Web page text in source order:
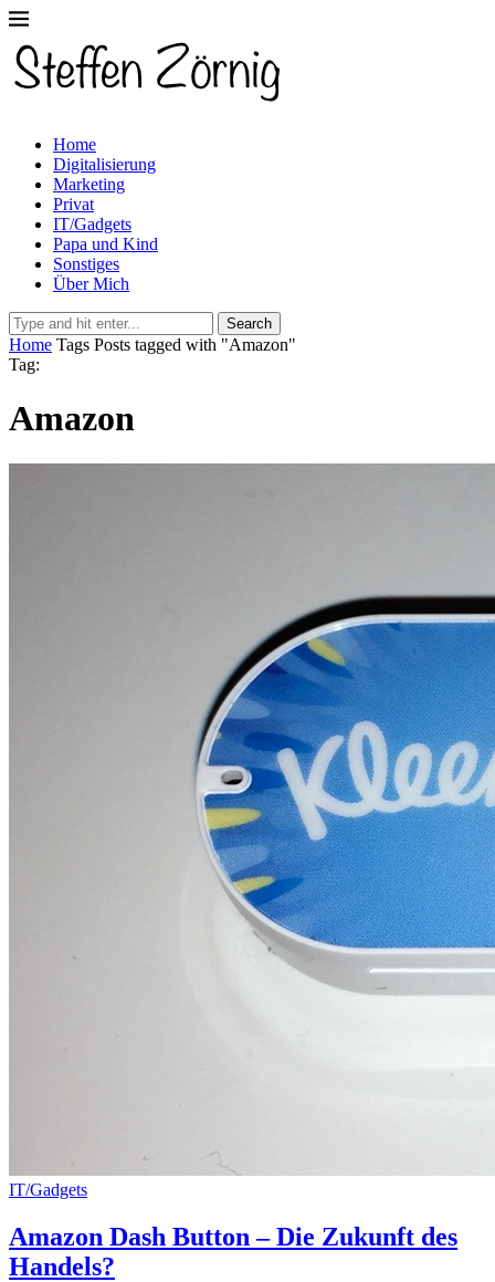
Home
Digitalisierung
Marketing
Privat
IT/Gadgets
Papa und Kind
Sonstiges
Über Mich
Search
Home Tags Posts tagged with "Amazon"
Tag:
Amazon
IT/Gadgets
Amazon Dash Button – Die Zukunft des
Handels?